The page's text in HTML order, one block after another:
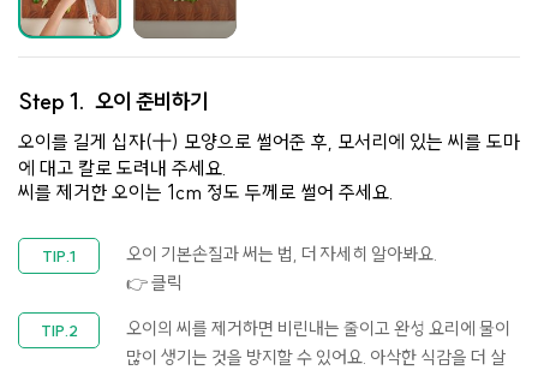
Step 1. 오이 준비하기
오이를 길게 십자(十) 모양으로 썰어준 후, 모서리에 있는 씨를 도마
에 대고 칼로 도려내 주세요.
씨를 제거한 오이는 1cm 정도 두께로 썰어 주세요.
오이 기본손질과 써는 법, 더 자세히 알아봐요.​
👉 클릭
오이의 씨를 제거하면 비린내는 줄이고 완성 요리에 물이
많이 생기는 것을 방지할 수 있어요. 아삭한 식감을 더 살